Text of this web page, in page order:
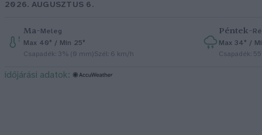
2026. AUGUSZTUS 6.
Ma–Meleg
Max 40° / Min 25°
Csapadék: 3% (0 mm)Szél: 6 km/h
Péntek–
Max 34° /
Csapadék:
időjárási adatok: